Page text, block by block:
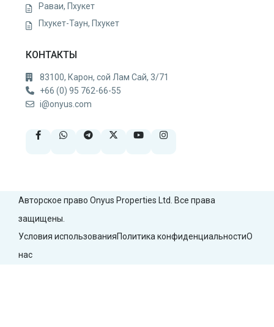
Раваи, Пхукет
Пхукет-Таун, Пхукет
КОНТАКТЫ
83100, Карон, сой Лам Сай, 3/71
+66 (0) 95 762-66-55
i@onyus.com
Авторское право Onyus Properties Ltd. Все права
защищены.
Условия использованияПолитика конфиденциальностиО
нас